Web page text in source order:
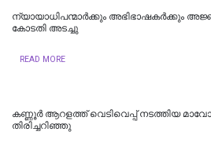
ന്യായാധിപന്മാർക്കും അഭിഭാഷകർക്കും
കോടതി അടച്ചു
READ MORE
കണ്ണൂർ ആറളത്ത് വെടിവെപ്പ് നടത്തിയ
തിരിച്ചറിഞ്ഞു